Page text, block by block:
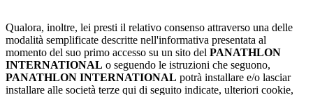
Qualora, inoltre, lei presti il relativo consenso attraverso una delle
modalità semplificate descritte nell'informativa presentata al
momento del suo primo accesso su un sito del PANATHLON
INTERNATIONAL o seguendo le istruzioni che seguono,
PANATHLON INTERNATIONAL potrà installare e/o lasciar
installare alle società terze qui di seguito indicate, ulteriori cookie,